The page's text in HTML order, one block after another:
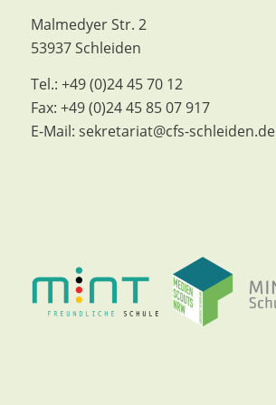
Malmedyer Str. 2
53937 Schleiden
Tel.: +49 (0)24 45 70 12
Fax: +49 (0)24 45 85 07 917
E-Mail: sekretariat@cfs-schleiden.de